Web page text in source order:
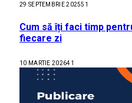
29 SEPTEMBRIE 202551
Cum să îți faci timp
fiecare zi
10 MARTIE 202641